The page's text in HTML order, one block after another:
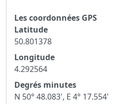
Les coordonnées GPS
Latitude
50.801378
Longitude
4.292564
Degrés minutes
N 50° 48.083', E 4° 17.554'